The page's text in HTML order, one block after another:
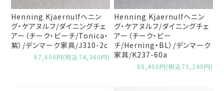
Henning Kjaernulfヘニン
グ・ケアヌルフ/ダイニングチェ
アー（チーク・ビーチ/Tonica・
紫）/デンマーク家具/J310-2c
67,600円(税込74,360円)
Henning Kjaernulfヘニン
グ・ケアヌルフ/ダイニングチェ
アー（チーク・ビー
チ/Herning・BL）/デンマーク
家具/K237-60a
68,400円(税込75,240円)